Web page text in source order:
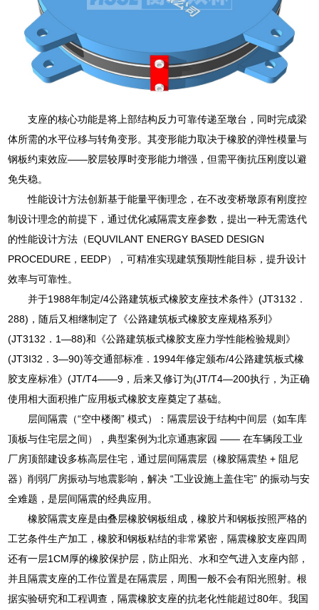
支座的核心功能是将上部结构反力可靠传递至墩台，同时完成梁
体所需的水平位移与转角变形。其变形能力取决于橡胶的弹性模量与
钢板约束效应——胶层较厚时变形能力增强，但需平衡抗压刚度以避
免失稳。
性能设计方法创新基于能量平衡理念，在不改变桥墩原有刚度控
制设计理念的前提下，通过优化减隔震支座参数，提出一种无需迭代
的性能设计方法（EQUVILANT ENERGY BASED DESIGN
PROCEDURE，EEDP），可精准实现建筑预期性能目标，提升设计
效率与可靠性。
并于1988年制定/4公路建筑板式橡胶支座技术条件》(JT3132．
288)，随后又相继制定了《公路建筑板式橡胶支座规格系列》
(JT3132．1—88)和《公路建筑板式橡胶支座力学性能检验规则》
(JT3I32．3—90)等交通部标准．1994年修定颁布/4公路建筑板式橡
胶支座标准》(JT/T4——9，后来又修订为(JT/T4—200执行，为正确
使用相大面积推广应用板式橡胶支座奠定了基础。
层间隔震（“空中楼阁” 模式）：隔震层设于结构中间层（如车库
顶板与住宅层之间），典型案例为北京通惠家园 —— 在车辆段工业
厂房顶部建设多栋高层住宅，通过层间隔震层（橡胶隔震垫 + 阻尼
器）削弱厂房振动与地震影响，解决 “工业设施上盖住宅” 的振动与安
全难题，是层间隔震的经典应用。
橡胶隔震支座是由叠层橡胶钢板组成，橡胶片和钢板按照严格的
工艺条件生产加工，橡胶和钢板粘结的非常紧密，隔震橡胶支座四周
还有一层1CM厚的橡胶保护层，防止阳光、水和空气进入支座内部，
并且隔震支座的工作位置是在隔震层，周围一般不会有阳光照射。根
据实验研究和工程调查，隔震橡胶支座的抗老化性能超过80年。我国